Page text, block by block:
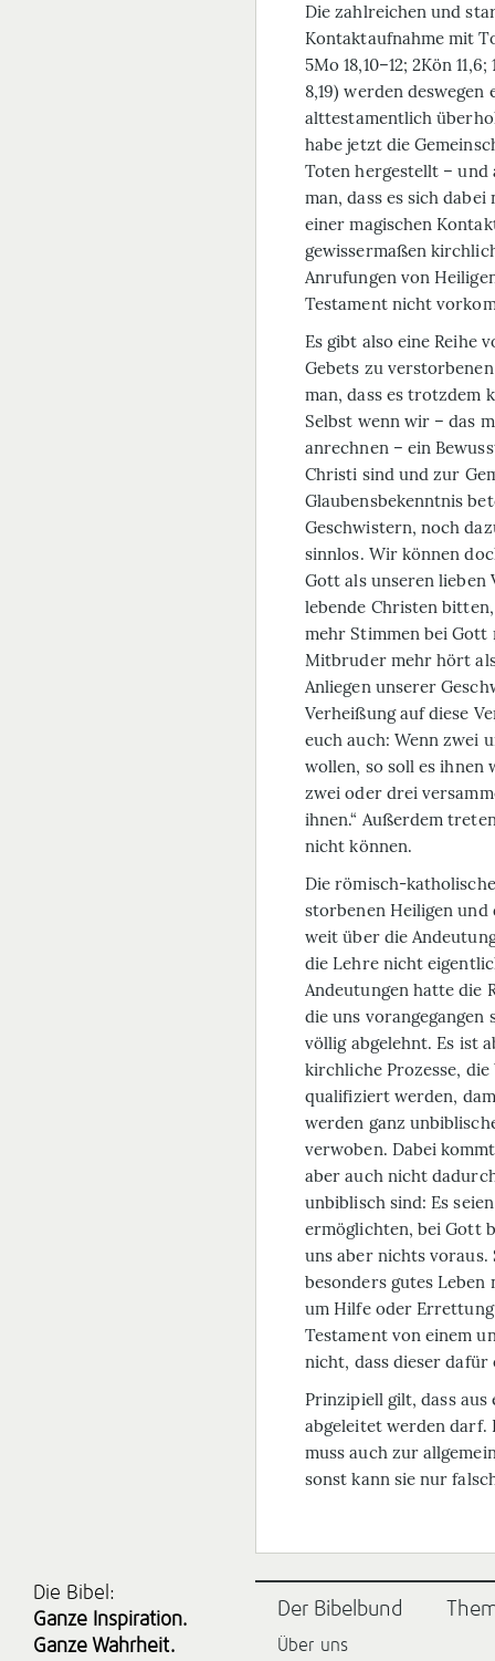
Die zahlreichen und
Kontaktaufnahme mit
5Mo 18,10–12; 2Kön
8,19) werden deswegen
alttestamentlich
habe jetzt die
Toten hergestellt –
man, dass es sich
einer magischen
gewissermaßen
Anrufungen von
Testament nicht
Es gibt also eine Reihe
Gebets zu
man, dass es trotzdem
Selbst wenn wir – das
anrechnen – ein
Christi sind und zur
Glaubensbekenntnis
Geschwistern, noch
sinnlos. Wir können
Gott als unseren lieben
lebende Christen
mehr Stimmen bei
Mitbruder mehr hört
Anliegen unserer
Verheißung auf diese
euch auch: Wenn zwei
wollen, so soll es ihnen
zwei oder drei
ihnen.“ Außerdem
nicht können.
Die römisch-
storbenen Heiligen und
weit über die
die Lehre nicht
Andeutungen hatte die
die uns vorangegangen
völlig abgelehnt. Es ist
kirchliche Prozesse,
qualifiziert werden,
werden ganz
verwoben. Dabei
aber auch nicht
unbiblisch sind: Es
ermöglichten, bei Gott
uns aber nichts voraus.
besonders gutes Leben
um Hilfe oder Errettung
Testament von einem
nicht, dass dieser
Prinzipiell gilt, dass aus
abgeleitet werden darf.
muss auch zur
sonst kann sie nur
Die Bibel:
Ganze Inspiration.
Ganze Wahrheit.
Der Bibelbund
Über uns